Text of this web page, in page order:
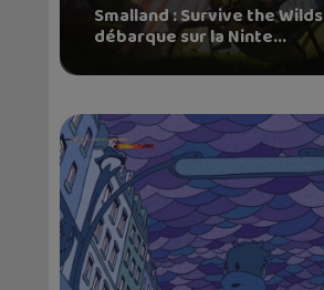
Smalland : Survive the Wilds
débarque sur la Ninte...